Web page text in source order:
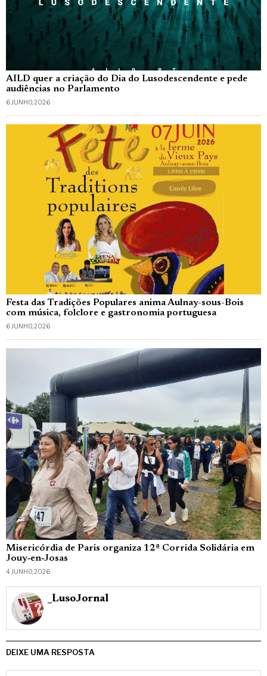
AILD quer a criação do Dia do Lusodescendente e pede
audiências no Parlamento
6 JUNHO, 2026
Festa das Tradições Populares anima Aulnay-sous-Bois
com música, folclore e gastronomia portuguesa
6 JUNHO, 2026
Misericórdia de Paris organiza 12ª Corrida Solidária em
Jouy‑en‑Josas
4 JUNHO, 2026
_LusoJornal
DEIXE UMA RESPOSTA